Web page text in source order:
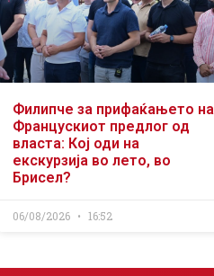
Филипче за прифаќањето на
Францускиот предлог од
власта: Кој оди на
екскурзија во лето, во
Брисел?
06/08/2026 16:52